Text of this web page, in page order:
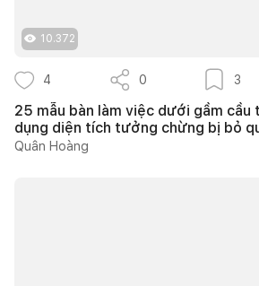
10.372
4 0 3
25 mẫu bàn làm việc dưới gầm cầu
dụng diện tích tưởng chừng bị bỏ
Quân Hoàng